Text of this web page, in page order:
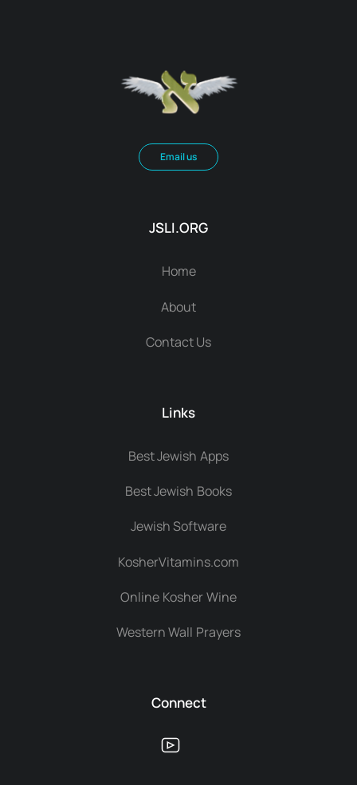
Email us
JSLI.ORG
Home
About
Contact Us
Links
Best Jewish Apps
Best Jewish Books
Jewish Software
KosherVitamins.com
Online Kosher Wine
Western Wall Prayers
Connect